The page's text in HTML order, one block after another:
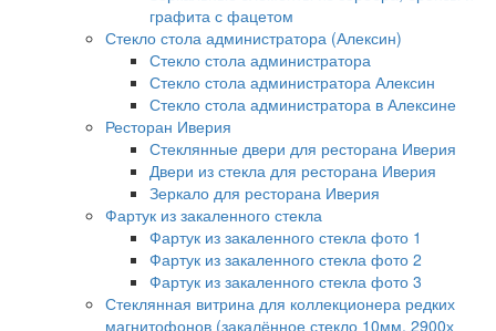
графита с фацетом
Стекло стола администратора (Алексин)
Стекло стола администратора
Стекло стола администратора Алексин
Стекло стола администратора в Алексине
Ресторан Иверия
Стеклянные двери для ресторана Иверия
Двери из стекла для ресторана Иверия
Зеркало для ресторана Иверия
Фартук из закаленного стекла
Фартук из закаленного стекла фото 1
Фартук из закаленного стекла фото 2
Фартук из закаленного стекла фото 3
Стеклянная витрина для коллекционера редких
магнитофонов (закалённое стекло 10мм, 2900х